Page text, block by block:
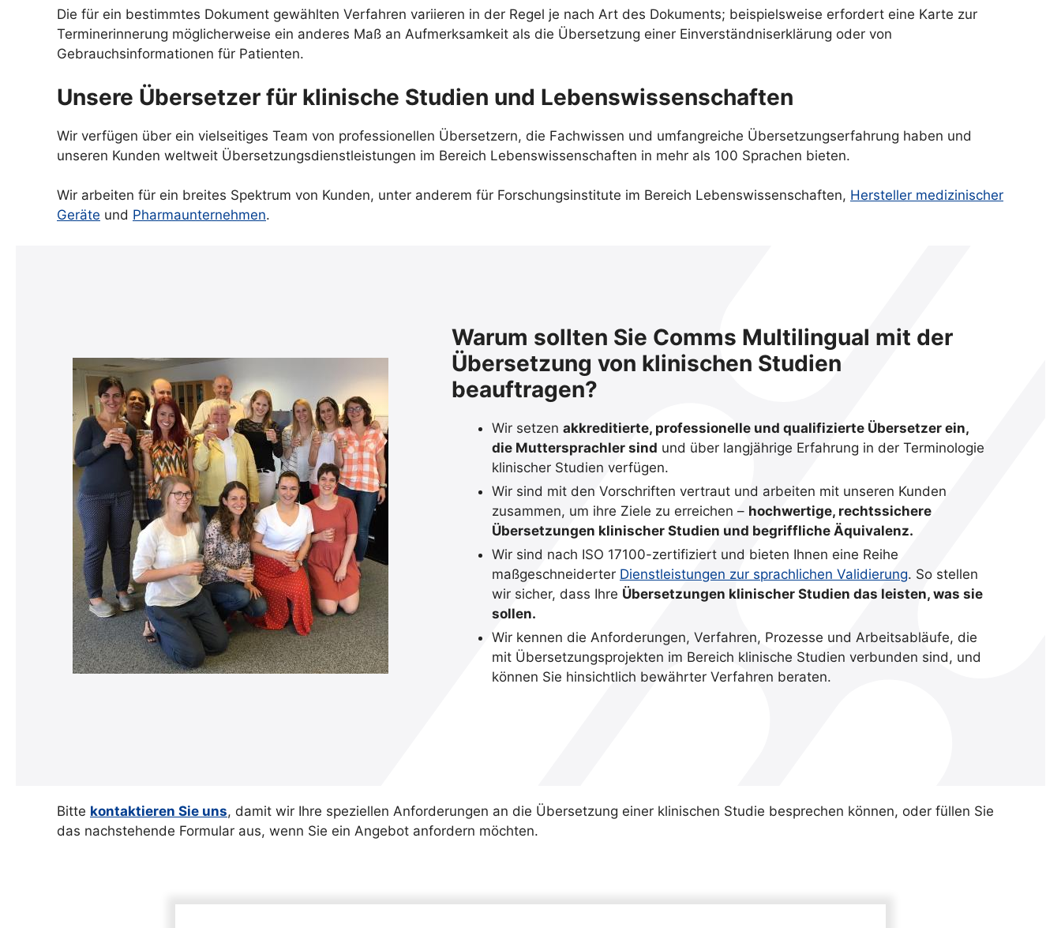
Die für ein bestimmtes Dokument gewählten Verfahren variieren in der Regel je nach Art des Dokuments; beispielsweise erfordert eine Karte zur
Terminerinnerung möglicherweise ein anderes Maß an Aufmerksamkeit als die Übersetzung einer Einverständniserklärung oder von
Gebrauchsinformationen für Patienten.
Unsere Übersetzer für klinische Studien und Lebenswissenschaften
Wir verfügen über ein vielseitiges Team von professionellen Übersetzern, die Fachwissen und umfangreiche Übersetzungserfahrung haben und
unseren Kunden weltweit Übersetzungsdienstleistungen im Bereich Lebenswissenschaften in mehr als 100 Sprachen bieten.
Wir arbeiten für ein breites Spektrum von Kunden, unter anderem für Forschungsinstitute im Bereich Lebenswissenschaften, Hersteller medizinischer
Geräte und Pharmaunternehmen.
Warum sollten Sie Comms Multilingual mit der
Übersetzung von klinischen Studien
beauftragen?
Wir setzen akkreditierte, professionelle und qualifizierte Übersetzer ein,
die Muttersprachler sind und über langjährige Erfahrung in der Terminologie
klinischer Studien verfügen.
Wir sind mit den Vorschriften vertraut und arbeiten mit unseren Kunden
zusammen, um ihre Ziele zu erreichen – hochwertige, rechtssichere
Übersetzungen klinischer Studien und begriffliche Äquivalenz.
Wir sind nach ISO 17100-zertifiziert und bieten Ihnen eine Reihe
maßgeschneiderter Dienstleistungen zur sprachlichen Validierung. So stellen
wir sicher, dass Ihre Übersetzungen klinischer Studien das leisten, was sie
sollen.
Wir kennen die Anforderungen, Verfahren, Prozesse und Arbeitsabläufe, die
mit Übersetzungsprojekten im Bereich klinische Studien verbunden sind, und
können Sie hinsichtlich bewährter Verfahren beraten.
Bitte kontaktieren Sie uns, damit wir Ihre speziellen Anforderungen an die Übersetzung einer klinischen Studie besprechen können, oder füllen Sie
das nachstehende Formular aus, wenn Sie ein Angebot anfordern möchten.